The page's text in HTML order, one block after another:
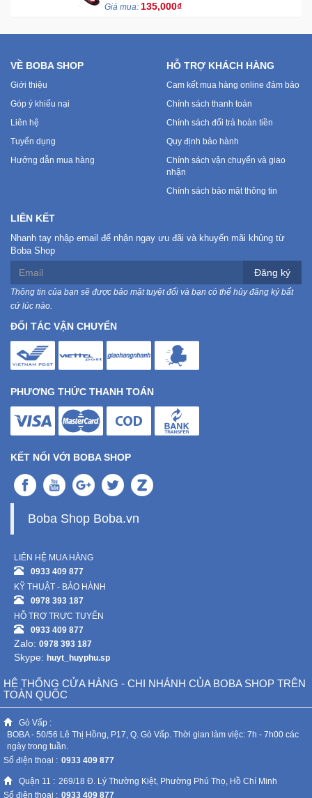
Giá mua: 135,000₫
VỀ BOBA SHOP
Giới thiệu
Góp ý khiếu nại
Liên hệ
Tuyển dụng
Hướng dẫn mua hàng
HỖ TRỢ KHÁCH HÀNG
Cam kết mua hàng online đảm bảo
Chính sách thanh toán
Chính sách đổi trả hoàn tiền
Quy định bảo hành
Chính sách vận chuyển và giao
nhận
Chính sách bảo mật thông tin
LIÊN KẾT
Nhanh tay nhập email để nhận ngay ưu đãi và khuyến mãi khủng từ
Boba Shop
Đăng ký
Thông tin của bạn sẽ được bảo mật tuyệt đối và bạn có thể hủy đăng ký bất
cứ lúc nào.
ĐỐI TÁC VẬN CHUYỂN
PHƯƠNG THỨC THANH TOÁN
KẾT NỐI VỚI BOBA SHOP
Boba Shop Boba.vn
LIÊN HỆ MUA HÀNG
0933 409 877
KỸ THUẬT - BẢO HÀNH
0978 393 187
HỖ TRỢ TRỰC TUYẾN
0933 409 877
Zalo: 0978 393 187
Skype: huyt_huyphu.sp
HỆ THỐNG CỬA HÀNG - CHI NHÁNH CỦA BOBA SHOP TRÊN
TOÀN QUỐC
Gò Vấp :
BOBA - 50/56 Lê Thị Hồng, P17, Q. Gò Vấp. Thời gian làm việc: 7h - 7h00 các
ngày trong tuần.
Số điện thoại : 0933 409 877
Quận 11 : 269/18 Đ. Lý Thường Kiệt, Phường Phú Thọ, Hồ Chí Minh
Số điện thoại : 0933 409 877